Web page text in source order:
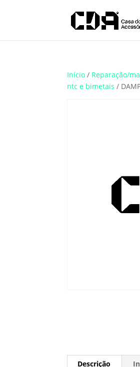
Translate
Início / Reparação/
ntc e bimetais /
Descrição